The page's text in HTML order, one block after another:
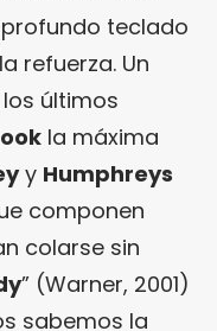
teclado
refuerza. Un
últimos
la máxima
y Humphreys
componen
colarse sin
” (Warner, 2001)
sabemos la